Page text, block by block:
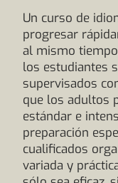
Un curso de
progresar
al mismo
los estudiantes
supervisados
que los adultos
estándar e
preparación
cualificados
variada y